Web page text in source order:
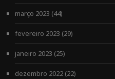
março 2023 (44)
fevereiro 2023 (29)
janeiro 2023 (25)
dezembro 2022(22)